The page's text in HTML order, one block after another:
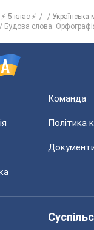
⚡ 5 клас ⚡
Будова слова.
Команда
Політика